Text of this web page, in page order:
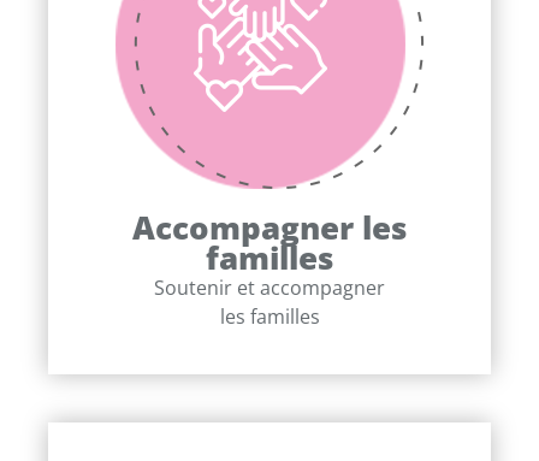
Accompagner les
familles
Soutenir et accompagner
les familles